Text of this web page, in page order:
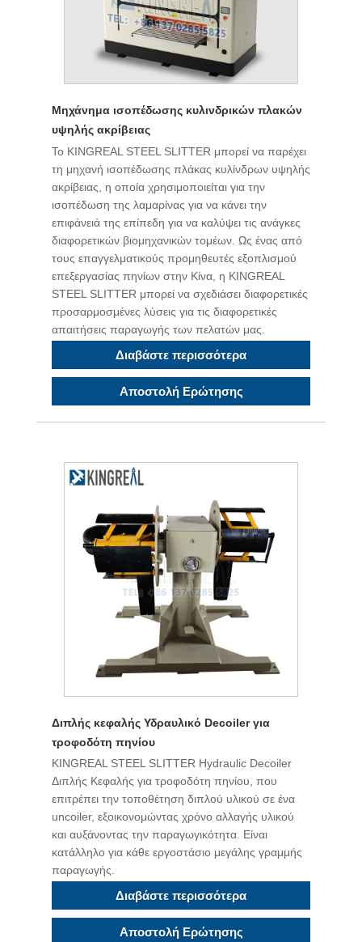
Μηχάνημα ισοπέδωσης κυλινδρικών πλακών
υψηλής ακρίβειας
Το KINGREAL STEEL SLITTER μπορεί να παρέχει
τη μηχανή ισοπέδωσης πλάκας κυλίνδρων υψηλής
ακρίβειας, η οποία χρησιμοποιείται για την
ισοπέδωση της λαμαρίνας για να κάνει την
επιφάνειά της επίπεδη για να καλύψει τις ανάγκες
διαφορετικών βιομηχανικών τομέων. Ως ένας από
τους επαγγελματικούς προμηθευτές εξοπλισμού
επεξεργασίας πηνίων στην Κίνα, η KINGREAL
STEEL SLITTER μπορεί να σχεδιάσει διαφορετικές
προσαρμοσμένες λύσεις για τις διαφορετικές
απαιτήσεις παραγωγής των πελατών μας.
Διαβάστε περισσότερα
Αποστολή Ερώτησης
Διπλής κεφαλής Υδραυλικό Decoiler για
τροφοδότη πηνίου
KINGREAL STEEL SLITTER Hydraulic Decoiler
Διπλής Κεφαλής για τροφοδότη πηνίου, που
επιτρέπει την τοποθέτηση διπλού υλικού σε ένα
uncoiler, εξοικονομώντας χρόνο αλλαγής υλικού
και αυξάνοντας την παραγωγικότητα. Είναι
κατάλληλο για κάθε εργοστάσιο μεγάλης γραμμής
παραγωγής.
Διαβάστε περισσότερα
Αποστολή Ερώτησης